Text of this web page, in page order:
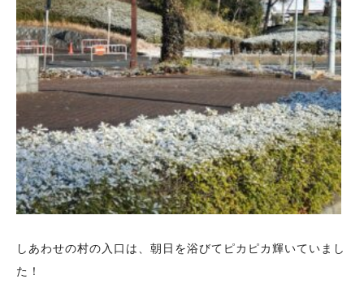
しあわせの村の入口は、朝日を浴びてピカピカ輝いていまし
た！